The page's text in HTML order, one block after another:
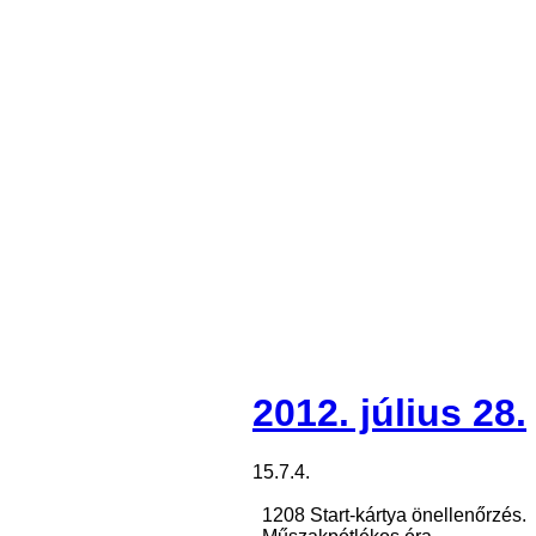
2012. július 28.
15.7.4.
1208 Start-kártya önellenőrzés.